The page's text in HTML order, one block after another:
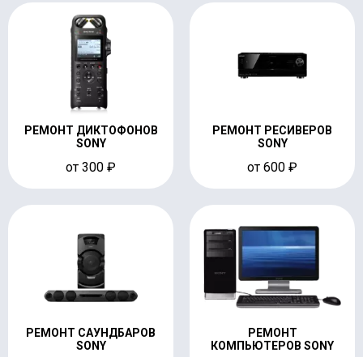
РЕМОНТ ДИКТОФОНОВ
SONY
от 300 ₽
РЕМОНТ РЕСИВЕРОВ
SONY
от 600 ₽
РЕМОНТ САУНДБАРОВ
SONY
РЕМОНТ
КОМПЬЮТЕРОВ SONY